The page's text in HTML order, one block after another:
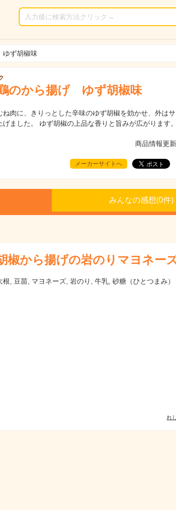
ず胡椒味
のから揚げ ゆず胡椒味
ね肉に、きりっとした辛味のゆず胡椒を効かせ、外は
げました。 ゆず胡椒の上品な香りと旨みが広がります。
商品情報更
メーカーサイトへ
みんなの感想(0件)
椒から揚げの岩のりマヨネー
根, 豆苗, マヨネーズ, 岩のり, 牛乳, 砂糖（ひとつまみ）
れ